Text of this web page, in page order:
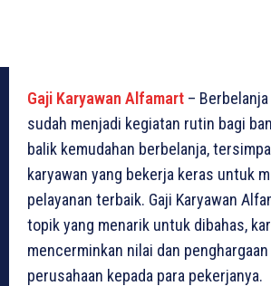
Gaji Karyawan Alfamart –
sudah menjadi kegiatan rutin bagi
balik kemudahan berbelanja,
karyawan yang bekerja keras untuk
pelayanan terbaik. Gaji Karyawan
topik yang menarik untuk dibahas,
mencerminkan nilai dan
perusahaan kepada para pekerjanya.